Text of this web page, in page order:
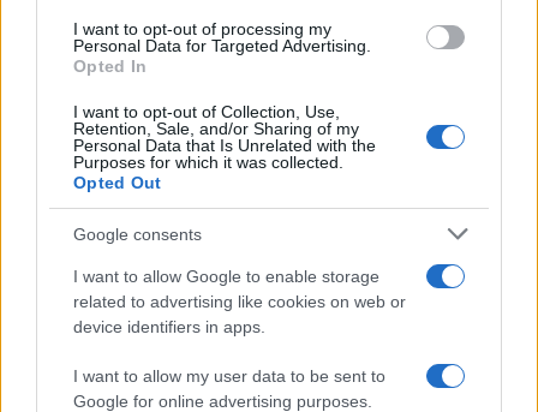
I want to opt-out of processing my
Personal Data for Targeted Advertising.
Opted In
I want to opt-out of Collection, Use,
Retention, Sale, and/or Sharing of my
Personal Data that Is Unrelated with the
Purposes for which it was collected.
Opted Out
Google consents
I want to allow Google to enable storage
related to advertising like cookies on web or
device identifiers in apps.
I want to allow my user data to be sent to
Google for online advertising purposes.